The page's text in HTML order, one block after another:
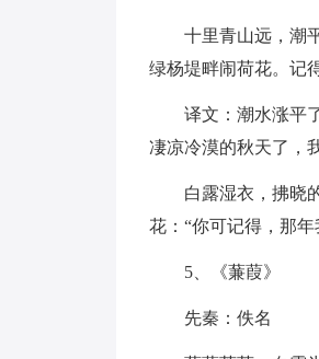
十里青山远，潮
绿杨堤畔闹荷花。记
译文：潮水涨平
凄凉冷漠的秋天了，
白露湿衣，拂晓
花：“你可记得，那
5、《蒹葭》
先秦：佚名